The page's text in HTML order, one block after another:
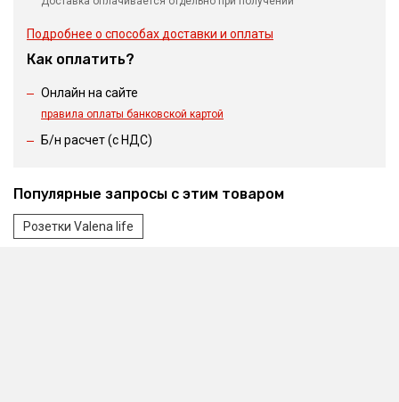
Подробнее о способах доставки и оплаты
Как оплатить?
Онлайн на сайте
правила оплаты банковской картой
Б/н расчет (c НДС)
Популярные запросы с этим товаром
Розетки Valena life